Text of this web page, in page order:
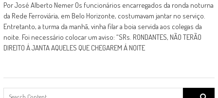
Por José Alberto Nemer Os funcionários encarregados da ronda noturna
da Rede Ferroviária, em Belo Horizonte, costumavam jantar no serviço.
Entretanto, a turma da manhã, vinha filar a boia servida aos colegas da
noite. Foi necessário colocar um aviso: “SRs. RONDANTES, NÃO TERÃO
DIREITO Á JANTA AQUELES QUE CHEGAREM Á NOITE
Search